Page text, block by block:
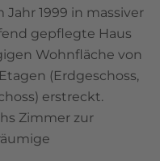
1999 in massiver
gepflegte Haus
Wohnfläche von
(Erdgeschoss,
erstreckt.
Zimmer zur